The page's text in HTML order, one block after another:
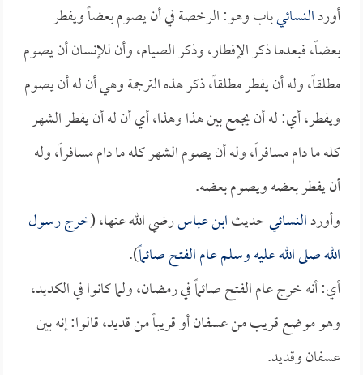
أوردالنسائيباب وهو: الرخصة في أن يصوم بعضاً ويفطر
بعضاً، فبعدما ذكر الإفطار، وذكر الصيام، وأن للإنسان أن يصوم
مطلقاً، وله أن يفطر مطلقاً، ذكر هذه الترجمة وهي أن له أن يصوم
ويفطر، أي: له أن يجمع بين هذا وهذا، أي أن له أن يفطر الشهر
كله ما دام مسافراً، وله أن يصوم الشهر كله ما دام مسافراً، وله
أن يفطر بعضه ويصوم بعضه.
وأوردالنسائيحديثابن عباسرضي الله عنها، (خرج رسول
الله صلى الله عليه وسلم عام الفتح صائماً).
أي: أنه خرج عام الفتح صائماً في رمضان، ولما كانوا في الكديد،
وهو موضع قريب من عسفان أو قريباً من قديد، قالوا: إنه بين
عسفان وقديد.